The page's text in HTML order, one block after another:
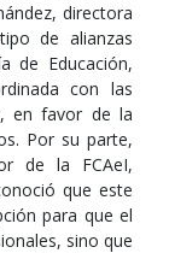
directora
de alianzas
de Educación,
con las
en favor de la
Por su parte,
de la FCAeI,
que este
para que el
sino que